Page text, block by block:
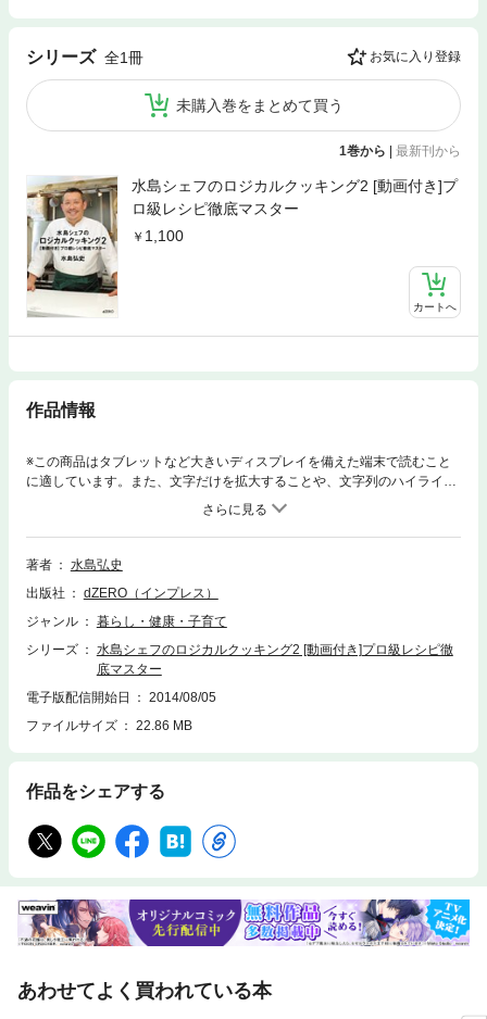
シリーズ 全1冊 お気に入り登録
未購入巻をまとめて買う
1巻から 最新刊から
水島シェフのロジカルクッキング2 [動画付き]プ
ロ級レシピ徹底マスター
1,100
カートへ
作品情報
※この商品はタブレットなど大きいディスプレイを備えた端末で読むこと
に適しています。また、文字だけを拡大することや、文字列のハイライ
ト、検索、辞書の参照、引用などの機能が使用できません。PC、スマー
トフォン、タブレットで見られる水島弘史シェフの調理実演動画付き！料
理の常識は間違いだらけ! 揚げ物は冷たい油から。炒めものはひたすら弱
火で。肉は煮る前に焼いて火を通す。感覚より科学、経験値より実測値。
作れる25の画期的レシピ！【目次】はじめに調理実演動画と写真を見る方
法ロジカルクッキングの基本I 前菜/スープ/サラダ【動画付き】さっぱりミ
テー/焼き野菜のミックスサラダ/ごちそうポテトサラダ/モロッコ風サラダ/
なすのシチリア風マリネ/素揚げ野菜としらすのバーニャ・カウダII ソテー/
フライ【動画付き】サーモンと鶏のソテー ラタトゥイユ添え/ポークソテ
イサキのポワレとじゃがいものトリュファード ビネガーソース/アクア・
鶏の煮込み ローマ風/鶏の赤ワイン煮/豚肩ロースとレンズ豆の煮込み/牛ほ
ベース/鶏胸肉のポシェ ラビゴットソース/白身魚のポシェ りんごとクリー
ムソース調理科学の実践的ツボ1あると便利な道具/2オーブンの正しい使
著者
水島弘史
出版社
dZERO（インプレス）
ジャンル
暮らし・健康・子育て
シリーズ
水島シェフのロジカルクッキング2 [動画付き]プロ級レシピ徹
底マスター
電子版配信開始日
2014/08/05
ファイルサイズ
22.86 MB
作品をシェアする
あわせてよく買われている本